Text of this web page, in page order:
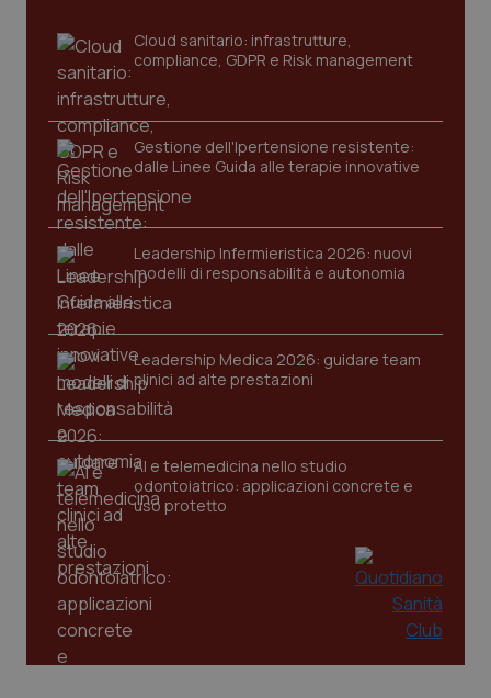
Cloud sanitario: infrastrutture,
compliance, GDPR e Risk management
Gestione dell'Ipertensione resistente:
dalle Linee Guida alle terapie innovative
Leadership Infermieristica 2026: nuovi
modelli di responsabilità e autonomia
Leadership Medica 2026: guidare team
clinici ad alte prestazioni
AI e telemedicina nello studio
odontoiatrico: applicazioni concrete e
uso protetto
protette del sito. Il sito web non è in grado di
funzionare correttamente senza questi cookie.
VISITOR_PRIVACY_METADATA
YouTube
CookieScriptConsent
CookieScript
www.quotidianosanita.it